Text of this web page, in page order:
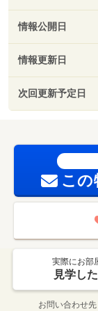
情報公開日
情報更新日
次回更新予定日
この
実際にお部
見学し
お問い合わせ先